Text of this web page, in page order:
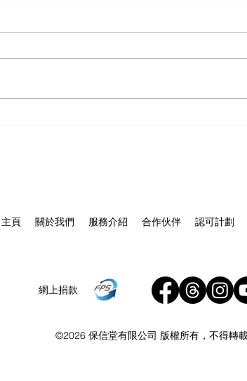
主頁 關於我們 服務介紹 合作伙伴 認可計劃
網上捐款
©2026 保信堂有限公司 版權所有，不得轉載